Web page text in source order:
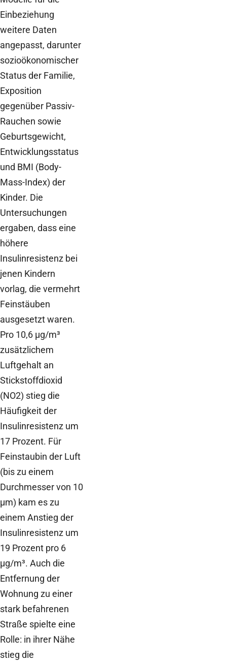
Einbeziehung
weitere Daten
angepasst, darunter
sozioökonomischer
Status der Familie,
Exposition
gegenüber Passiv-
Rauchen sowie
Geburtsgewicht,
Entwicklungsstatus
und BMI (Body-
Mass-Index) der
Kinder. Die
Untersuchungen
ergaben, dass eine
höhere
Insulinresistenz bei
jenen Kindern
vorlag, die vermehrt
Feinstäuben
ausgesetzt waren.
Pro 10,6 µg/m³
zusätzlichem
Luftgehalt an
Stickstoffdioxid
(NO2) stieg die
Häufigkeit der
Insulinresistenz um
17 Prozent. Für
Feinstaubin der Luft
(bis zu einem
Durchmesser von 10
µm) kam es zu
einem Anstieg der
Insulinresistenz um
19 Prozent pro 6
µg/m³. Auch die
Entfernung der
Wohnung zu einer
stark befahrenen
Straße spielte eine
Rolle: in ihrer Nähe
stieg die